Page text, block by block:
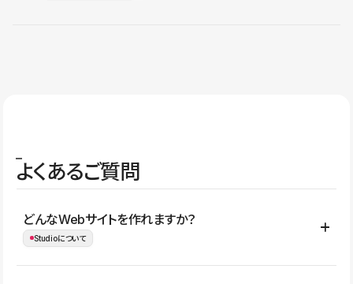
よくあるご質問
どんなWebサイトを作れますか？
Studioについて